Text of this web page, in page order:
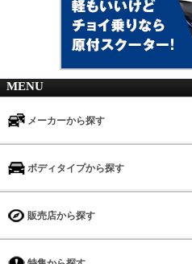
MENU
メーカーから探す
ボディタイプから探す
販売店から探す